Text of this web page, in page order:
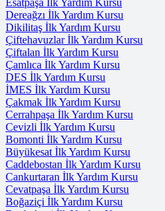
Esatpaşa İlk Yardım Kursu
Dereağzı İlk Yardım Kursu
Dikilitaş İlk Yardım Kursu
Çiftehavuzlar İlk Yardım Kursu
Çiftalan İlk Yardım Kursu
Çamlıca İlk Yardım Kursu
DES İlk Yardım Kursu
İMES İlk Yardım Kursu
Çakmak İlk Yardım Kursu
Cerrahpaşa İlk Yardım Kursu
Cevizli İlk Yardım Kursu
Bomonti İlk Yardım Kursu
Büyükesat İlk Yardım Kursu
Caddebostan İlk Yardım Kursu
Cankurtaran İlk Yardım Kursu
Cevatpaşa İlk Yardım Kursu
Boğaziçi İlk Yardım Kursu